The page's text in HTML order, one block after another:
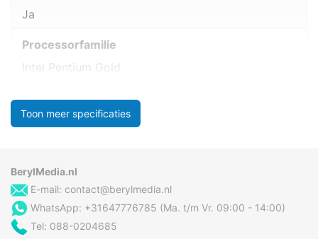
Ja
Processorfamilie
Intel Pentium Gold
Toon meer specificaties
BerylMedia.nl
E-mail: contact@berylmedia.nl
WhatsApp: +31647776785 (Ma. t/m Vr. 09:00 - 14:00)
Tel: 088-0204685